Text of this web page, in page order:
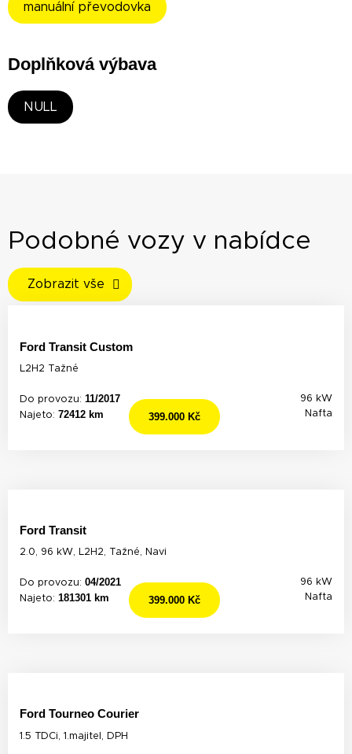
manuální převodovka
Doplňková výbava
NULL
Podobné vozy v nabídce
Zobrazit vše
Ford Transit Custom
L2H2 Tažné
Do provozu: 11/2017
Najeto: 72412 km
96 kW
Nafta
399.000 Kč
Ford Transit
2.0, 96 kW, L2H2, Tažné, Navi
Do provozu: 04/2021
Najeto: 181301 km
96 kW
Nafta
399.000 Kč
Ford Tourneo Courier
1.5 TDCi, 1.majitel, DPH